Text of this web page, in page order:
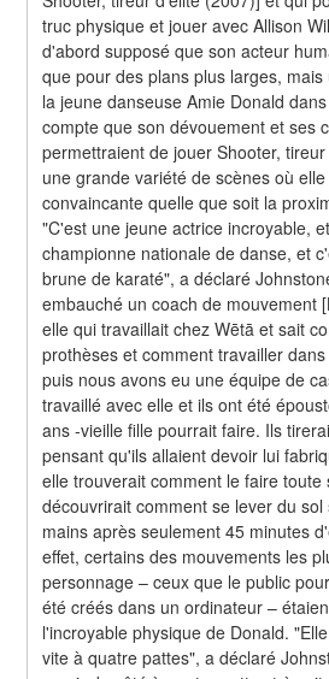
truc physique et jouer avec Allison
d'abord supposé que son acteur
que pour des plans plus larges,
la jeune danseuse Amie Donald
compte que son dévouement et ses
permettraient de jouer Shooter,
une grande variété de scènes où
convaincante quelle que soit la
"C'est une jeune actrice incroyable,
championne nationale de danse, et
brune de karaté", a déclaré
embauché un coach de mouvement
elle qui travaillait chez Wētā et sait
prothèses et comment travailler
puis nous avons eu une équipe de
travaillé avec elle et ils ont été
ans -vieille fille pourrait faire. Ils
pensant qu'ils allaient devoir lui
elle trouverait comment le faire toute
découvrirait comment se lever du
mains après seulement 45 minutes
effet, certains des mouvements les
personnage – ceux que le public
été créés dans un ordinateur –
l'incroyable physique de Donald.
vite à quatre pattes", a déclaré